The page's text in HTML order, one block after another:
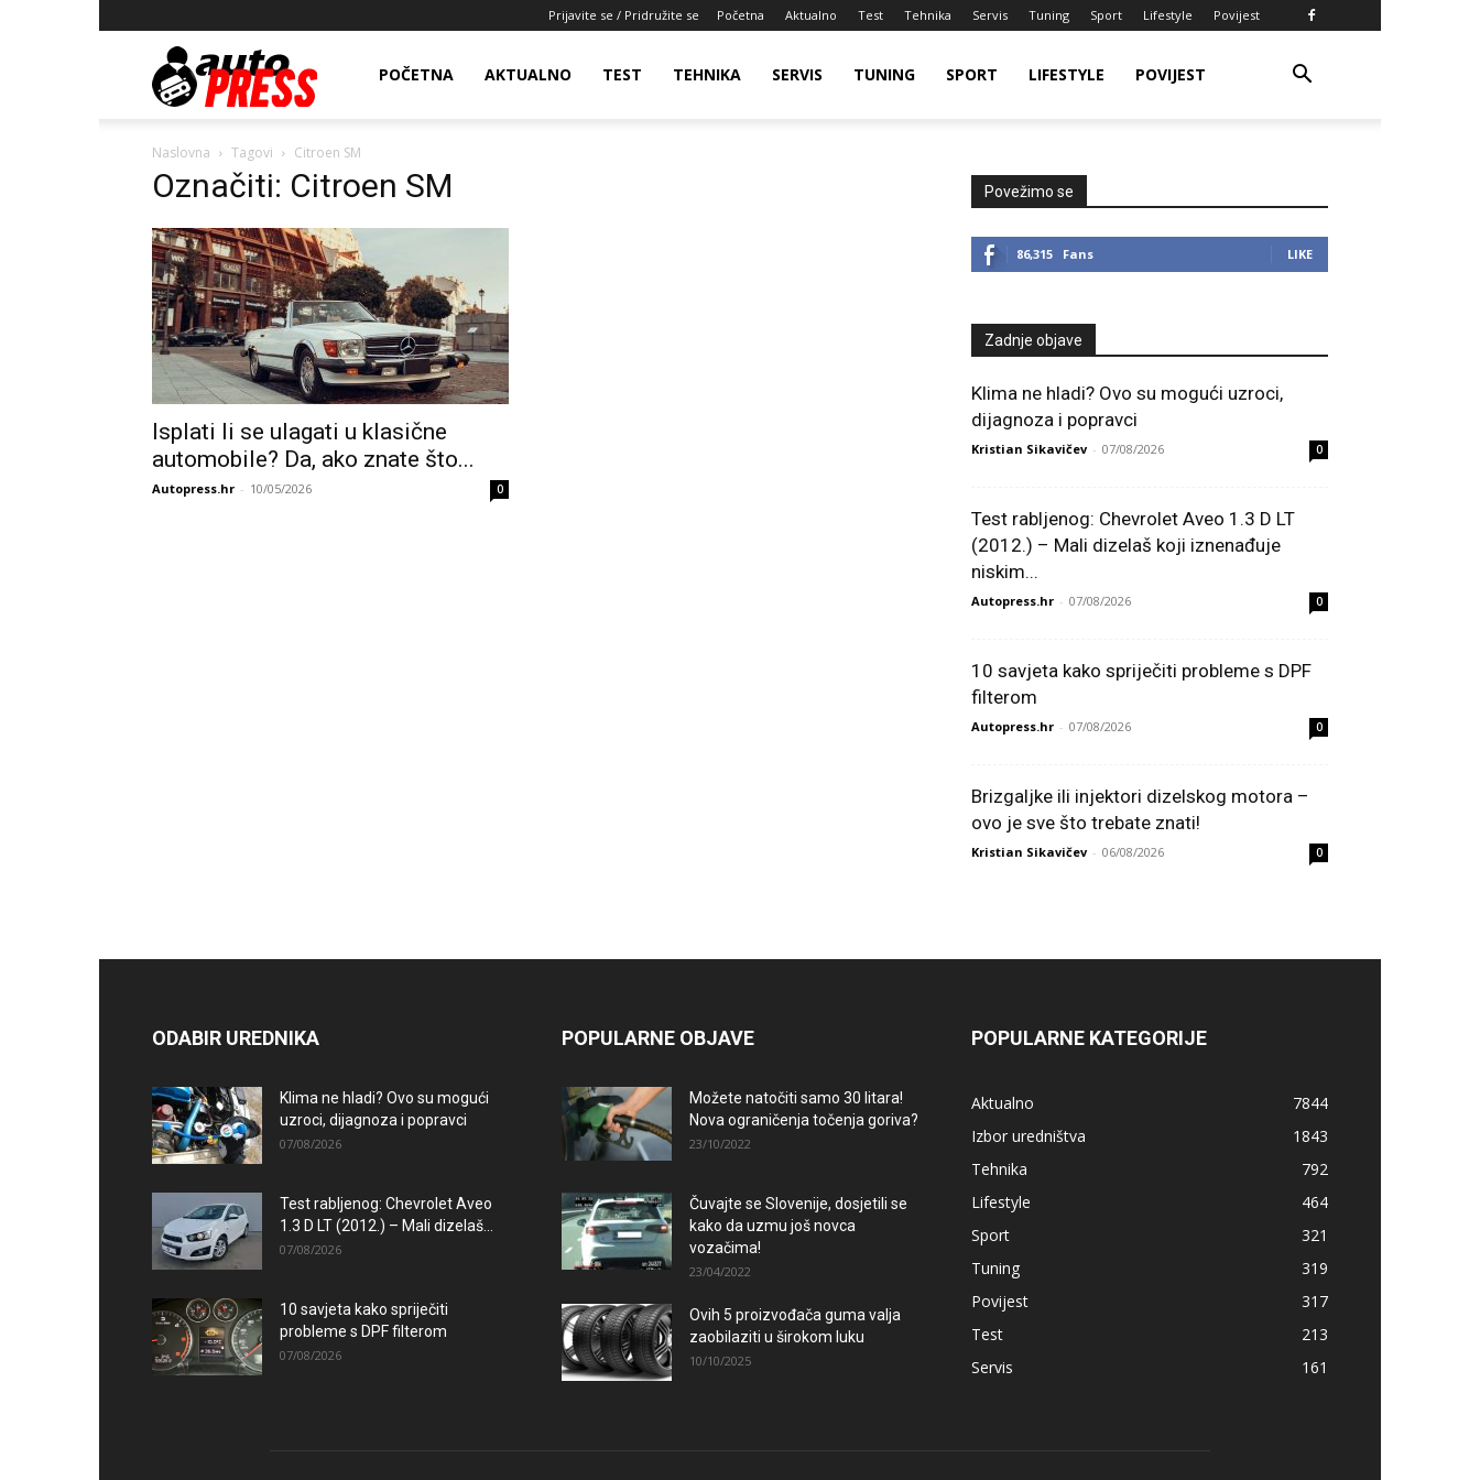
Prijavite se / Pridružite se Početna Aktualno Test Tehnika Servis Tuning Sport Lifestyle Povijest
AutopressHRPOČETNA AKTUALNO TEST TEHNIKA SERVIS TUNING SPORT LIFESTYLE POVIJEST
Naslovna Tagovi Citroen SM
Označiti: Citroen SM
Isplati li se ulagati u klasične
automobile? Da, ako znate što...
Autopress.hr - 10/05/2026 0
Povežimo se
86,315 Fans LIKE
Zadnje objave
Klima ne hladi? Ovo su mogući uzroci,
dijagnoza i popravci
Kristian Sikavičev - 07/08/2026 0
Test rabljenog: Chevrolet Aveo 1.3 D LT
(2012.) – Mali dizelaš koji iznenađuje
niskim...
Autopress.hr - 07/08/2026 0
10 savjeta kako spriječiti probleme s DPF
filterom
Autopress.hr - 07/08/2026 0
Brizgaljke ili injektori dizelskog motora –
ovo je sve što trebate znati!
Kristian Sikavičev - 06/08/2026 0
ODABIR UREDNIKA
Klima ne hladi? Ovo su mogući
uzroci, dijagnoza i popravci
07/08/2026
Test rabljenog: Chevrolet Aveo
1.3 D LT (2012.) – Mali dizelaš...
07/08/2026
10 savjeta kako spriječiti
probleme s DPF filterom
07/08/2026
POPULARNE OBJAVE
Možete natočiti samo 30 litara!
Nova ograničenja točenja goriva?
23/10/2022
Čuvajte se Slovenije, dosjetili se
kako da uzmu još novca
vozačima!
23/04/2022
Ovih 5 proizvođača guma valja
zaobilaziti u širokom luku
10/10/2025
POPULARNE KATEGORIJE
Aktualno
7844
Izbor uredništva
1843
Tehnika
792
Lifestyle
464
Sport
321
Tuning
319
Povijest
317
Test
213
Servis
161